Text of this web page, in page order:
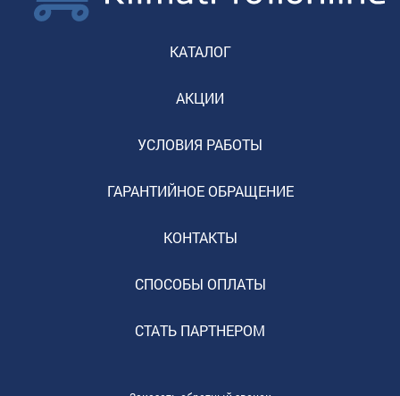
КАТАЛОГ
АКЦИИ
УСЛОВИЯ РАБОТЫ
ГАРАНТИЙНОЕ ОБРАЩЕНИЕ
КОНТАКТЫ
СПОСОБЫ ОПЛАТЫ
СТАТЬ ПАРТНЕРОМ